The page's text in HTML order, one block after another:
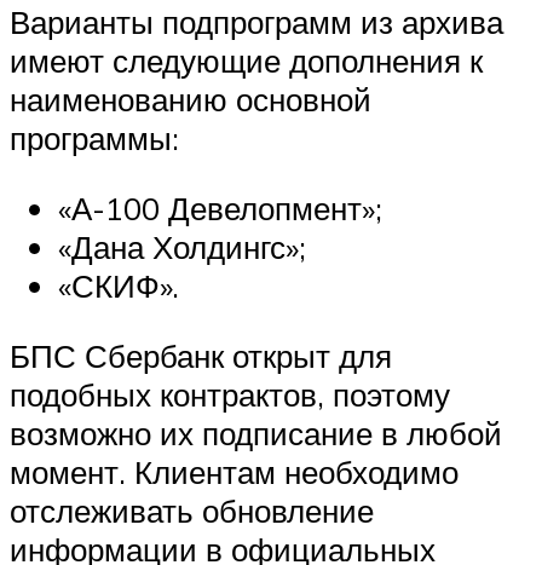
Варианты подпрограмм из архива
имеют следующие дополнения к
наименованию основной
программы:
«А-100 Девелопмент»;
«Дана Холдингс»;
«СКИФ».
БПС Сбербанк открыт для
подобных контрактов, поэтому
возможно их подписание в любой
момент. Клиентам необходимо
отслеживать обновление
информации в официальных